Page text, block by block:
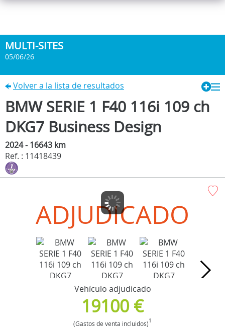
MULTI-SITES
05/06/26
Volver a la lista de resultados
BMW SERIE 1 F40 116i 109 ch
DKG7 Business Design
2024 - 16643 km
Ref. : 11418439
ADJUDICADO
Vehículo adjudicado
19100 €
(Gastos de venta incluidos)1